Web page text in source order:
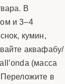
В
и 3–4
кумин,
аквафабу/
(масса
в